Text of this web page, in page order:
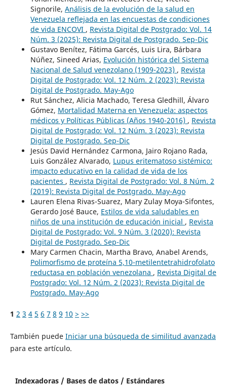
Signorile, Análisis de la evolución de la salud en
Venezuela reflejada en las encuestas de condiciones
de vida ENCOVI , Revista Digital de Postgrado: Vol. 14
Núm. 3 (2025): Revista Digital de Postgrado. Sep-Dic
Gustavo Benítez, Fátima Garcés, Luis Lira, Bárbara
Núñez, Sineed Arias, Evolución histórica del Sistema
Nacional de Salud venezolano (1909-2023) , Revista
Digital de Postgrado: Vol. 12 Núm. 2 (2023): Revista
Digital de Postgrado. May-Ago
Rut Sánchez, Alicia Machado, Teresa Gledhill, Álvaro
Gómez, Mortalidad Materna en Venezuela: aspectos
médicos y Políticas Públicas (Años 1940-2016) , Revista
Digital de Postgrado: Vol. 12 Núm. 3 (2023): Revista
Digital de Postgrado. Sep-Dic
Jesús David Hernández Carmona, Jairo Rojano Rada,
Luis González Alvarado, Lupus eritematoso sistémico:
impacto educativo en la calidad de vida de los
pacientes , Revista Digital de Postgrado: Vol. 8 Núm. 2
(2019): Revista Digital de Postgrado. May-Ago
Lauren Elena Rivas-Suarez, Mary Zulay Moya-Sifontes,
Gerardo José Bauce, Estilos de vida saludables en
niños de una institución de educación inicial , Revista
Digital de Postgrado: Vol. 9 Núm. 3 (2020): Revista
Digital de Postgrado. Sep-Dic
Mary Carmen Chacin, Martha Bravo, Anabel Arends,
Polimorfismo de proteína 5,10-metilentetrahidrofolato
reductasa en población venezolana , Revista Digital de
Postgrado: Vol. 12 Núm. 2 (2023): Revista Digital de
Postgrado. May-Ago
1 2 3 4 5 6 7 8 9 10 > >>
También puede Iniciar una búsqueda de similitud avanzada
para este artículo.
Indexadoras / Bases de datos / Estándares